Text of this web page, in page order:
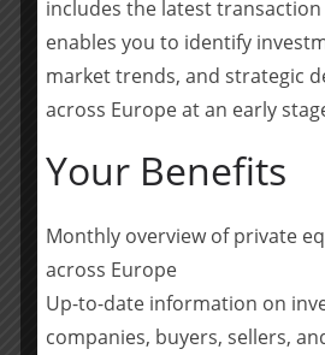
Über NORD Holding
Mit ihrer über 50-jährigen
verwalteten Vermögen von € 4,0
Holding zu den führenden Private
Management-Gesellschaften in
ist dabei auf die
Der Schwerpunkt des
Strukturierung und Finanzierung
von Konzernteilen/-
includes the latest
enables you to identify
market trends, and strategic
across Europe at an early
Your Benefits
Monthly overview of private
across Europe
Up-to-date information on
companies, buyers, sellers,